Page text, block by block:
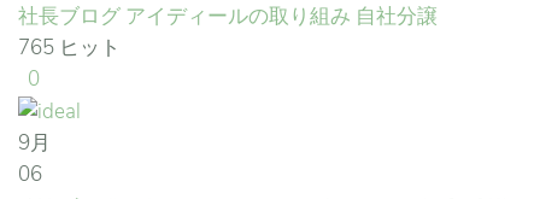
社長ブログ アイディールの取り組み 自社分譲
765 ヒット
0
9月
06